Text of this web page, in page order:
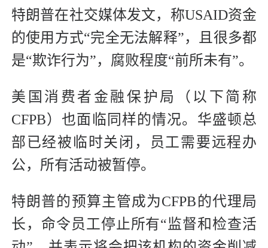
特朗普在社交媒体发文，称USAID资金
的使用方式“完全无法解释”，且很多都
是“欺诈行为”，腐败程度“前所未有”。
美国消费者金融保护局（以下简称
CFPB）也面临同样的情况。华盛顿总
部已经被临时关闭，员工需要远程办
公，所有活动被暂停。
特朗普的预算主管成为CFPB的代理局
长，命令员工停止所有“监督和检查活